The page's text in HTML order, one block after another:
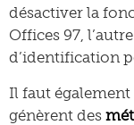
désactiver la
Offices 97,
d’identification
Il faut
génèrent des